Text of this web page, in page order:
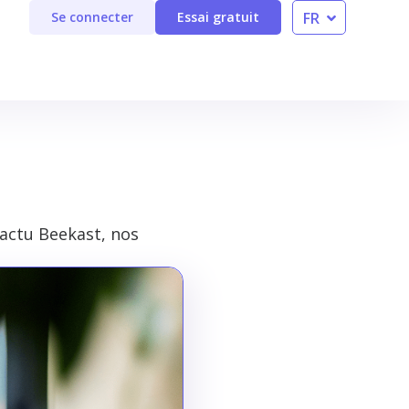
Se connecter Essai gratuit FR
EN
Beekast, nos